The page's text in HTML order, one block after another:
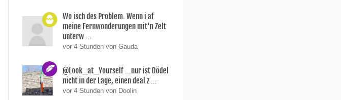
Wo isch des Problem. Wenn i af
meine Fernwonderungen mit'n Zelt
unterw ...
vor 4 Stunden von Gauda
@Look_at_Yourself ...nur ist Dödel
nicht in der Lage, einen deal z ...
vor 4 Stunden von Doolin